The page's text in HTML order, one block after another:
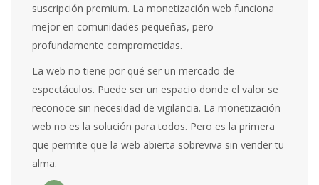
suscripción premium. La monetización web funciona
mejor en comunidades pequeñas, pero
profundamente comprometidas.
La web no tiene por qué ser un mercado de
espectáculos. Puede ser un espacio donde el valor se
reconoce sin necesidad de vigilancia. La monetización
web no es la solución para todos. Pero es la primera
que permite que la web abierta sobreviva sin vender tu
alma.